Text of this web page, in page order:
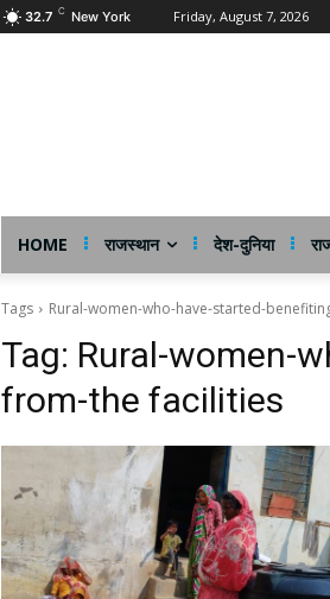
32.7 C New York Friday, August 7, 2026
HOME राजस्थान देश-दुनिया
Tags Rural-women-who-have-started-
Tag: Rural-women-
from-the facilities